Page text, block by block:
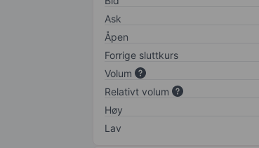
Ask
Åpen
Forrige sluttkurs
Volum
Relativt volum
Høy
Lav